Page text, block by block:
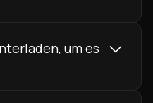
um es